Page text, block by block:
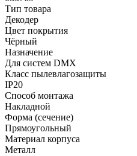
Тип товара
Декодер
Цвет покрытия
Чёрный
Назначение
Для систем DMX
Класс пылевлагозащиты
IP20
Способ монтажа
Накладной
Форма (сечение)
Прямоугольный
Материал корпуса
Металл